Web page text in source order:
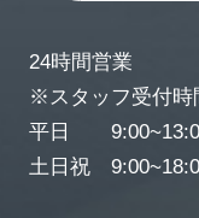
24時間営業
※スタッフ受付時
平日
土日祝